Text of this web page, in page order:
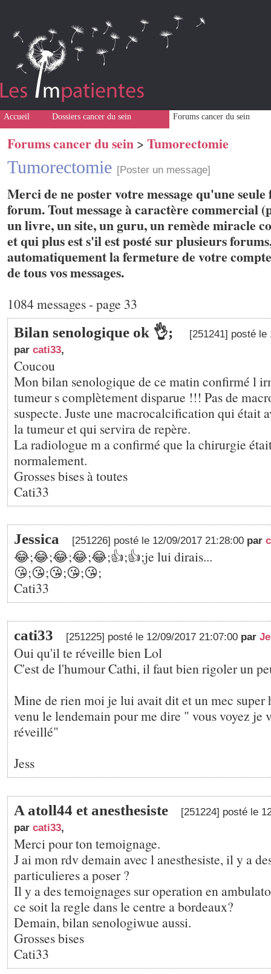
Accueil Dossiers cancer du sein Forums cancer du sein
Forums cancer du sein > Tumorectomie
Tumorectomie [Poster un message]
Merci de ne poster votre message qu'une seule
forum. Tout message à caractère commercial
un livre, un site, un guru, un remède miracle
et qui plus est s'il est posté sur plusieurs
automatiquement la fermeture de votre
de tous vos messages.
1084 messages - page 33
Bilan senologique ok 👌;
[251241] posté le
par cati33,
Coucou
Mon bilan senologique de ce matin confirmé l
tumeur s complètement disparue !!! Pas de
suspecte. Juste une macrocalcification qui était
la tumeur et qui servira de repère.
La radiologue m a confirmé que la chirurgie
normalement.
Grosses bises à toutes
Cati33
Jessica [251226] posté le 12/09/2017 21:28:00 par
😂;😂;😂;😂;😂;👍;👍;je lui dirais...
😘;😘;😘;😘;😘;
Cati33
cati33 [251225] posté le 12/09/2017 21:07:00 par
Oui qu'il te réveille bien Lol
C'est de l'humour Cathi, il faut bien rigoler un
Mine de rien moi je lui avait dit et un mec super
venu le lendemain pour me dire " vous voyez je
réveillé"
Jess
A atoll44 et anesthesiste
[251224] posté le
par cati33,
Merci pour ton temoignage.
J ai mon rdv demain avec l anesthesiste, il y a
particulieres a poser ?
Il y a des temoignages sur operation en
ce soit la regle dans le centre a bordeaux?
Demain, bilan senologiwue aussi.
Grosses bises
Cati33